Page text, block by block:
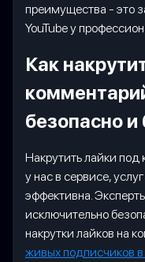
преимущества - это
YouTube у
Как
безопасно и
Накрутить лайки
у нас в сервисе,
эффективна.
исключительно
накрутки лайков на
живых подписчиков